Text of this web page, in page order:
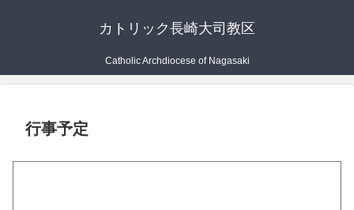
カトリック長崎大司教区
Catholic Archdiocese of Nagasaki
行事予定